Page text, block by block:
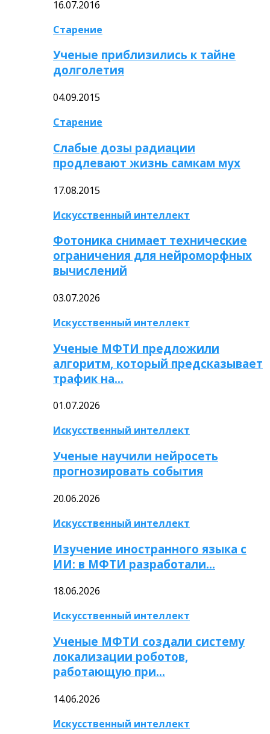
16.07.2016
Старение
Ученые приблизились к тайне
долголетия
04.09.2015
Старение
Слабые дозы радиации
продлевают жизнь самкам мух
17.08.2015
Искусственный интеллект
Фотоника снимает технические
ограничения для нейроморфных
вычислений
03.07.2026
Искусственный интеллект
Ученые МФТИ предложили
алгоритм, который предсказывает
трафик на…
01.07.2026
Искусственный интеллект
Ученые научили нейросеть
прогнозировать события
20.06.2026
Искусственный интеллект
Изучение иностранного языка с
ИИ: в МФТИ разработали…
18.06.2026
Искусственный интеллект
Ученые МФТИ создали систему
локализации роботов,
работающую при…
14.06.2026
Искусственный интеллект